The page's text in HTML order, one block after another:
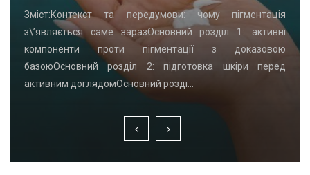
Зміст:Контекст та передумови: чому пігментація
з\’являється саме заразОсновний розділ 1: активні
компоненти проти пігментації з доказовою
базоюОсновний розділ 2: підготовка шкіри перед
активним доглядомОсновний розді…